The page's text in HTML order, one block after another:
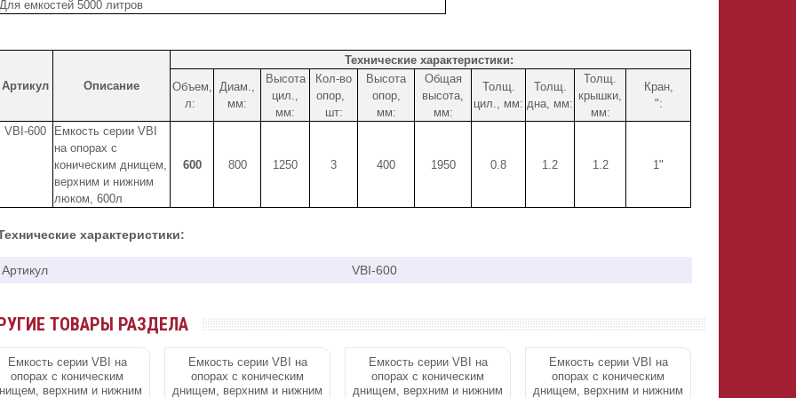
Для емкостей 5000 литров
Артикул Описание
Технические характеристики:
Объем,
л:
Диам.,
мм:
Высота
цил.,
мм:
Кол-во
опор,
шт:
Высота
опор,
мм:
Общая
высота,
мм:
Толщ.
цил., мм:
Толщ.
дна, мм:
Толщ.
крышки,
мм:
Кран,
":
VBI-600
Емкость серии VBI
на опорах с
коническим днищем,
верхним и нижним
люком, 600л
600 800 1250 3 400 1950 0.8 1.2 1.2 1"
характеристики:
Артикул VBI-600
ТОВАРЫ РАЗДЕЛА
Емкость серии VBI на
опорах с коническим
верхним и нижним
Емкость серии VBI на
опорах с коническим
днищем, верхним и нижним
Емкость серии VBI на
опорах с коническим
днищем, верхним и нижним
Емкость серии VBI на
опорах с коническим
днищем, верхним и нижним